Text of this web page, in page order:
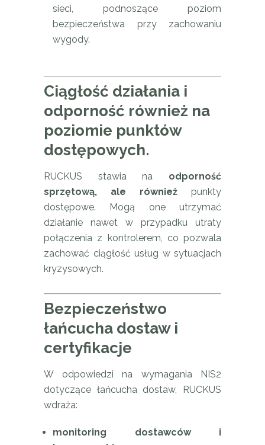
sieci, podnoszące poziom
bezpieczeństwa przy zachowaniu
wygody.
Ciągłość działania i
odporność również na
poziomie punktów
dostępowych.
RUCKUS stawia na odporność
sprzętową, ale również punkty
dostępowe. Mogą one utrzymać
działanie nawet w przypadku utraty
połączenia z kontrolerem, co pozwala
zachować ciągłość usług w sytuacjach
kryzysowych.
Bezpieczeństwo
łańcucha dostaw i
certyfikacje
W odpowiedzi na wymagania NIS2
dotyczące łańcucha dostaw, RUCKUS
wdraża:
monitoring dostawców i